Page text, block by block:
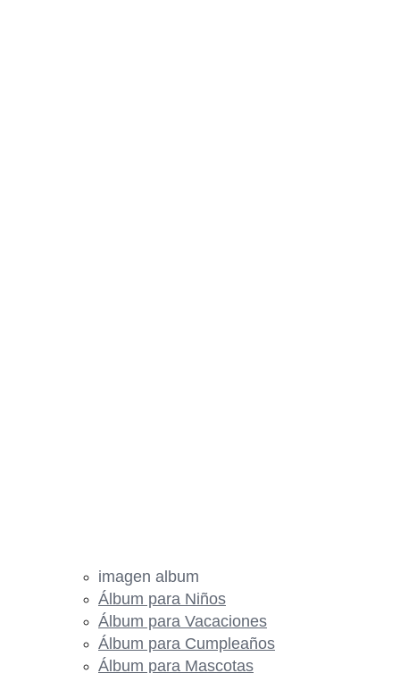
imagen album
Álbum para Niños
Álbum para Vacaciones
Álbum para Cumpleaños
Álbum para Mascotas